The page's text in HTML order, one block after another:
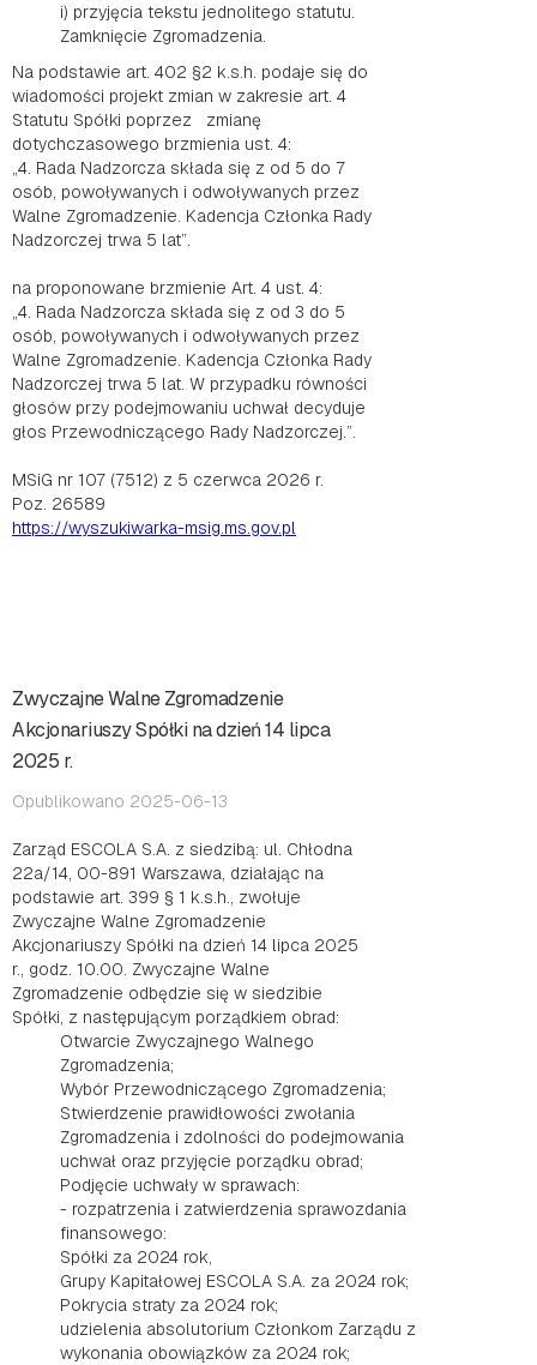
i) przyjęcia tekstu jednolitego statutu.
Zamknięcie Zgromadzenia.
Na podstawie art. 402 §2 k.s.h. podaje się do
wiadomości projekt zmian w zakresie art. 4
Statutu Spółki poprzez zmianę
dotychczasowego brzmienia ust. 4:
„4. Rada Nadzorcza składa się z od 5 do 7
osób, powoływanych i odwoływanych przez
Walne Zgromadzenie. Kadencja Członka Rady
Nadzorczej trwa 5 lat”.
na proponowane brzmienie Art. 4 ust. 4:
„4. Rada Nadzorcza składa się z od 3 do 5
osób, powoływanych i odwoływanych przez
Walne Zgromadzenie. Kadencja Członka Rady
Nadzorczej trwa 5 lat. W przypadku równości
głosów przy podejmowaniu uchwał decyduje
głos Przewodniczącego Rady Nadzorczej.”.
MSiG nr 107 (7512) z 5 czerwca 2026 r.
Poz. 26589
https://wyszukiwarka-msig.ms.gov.pl
Zwyczajne Walne Zgromadzenie
Akcjonariuszy Spółki na dzień 14 lipca
2025 r.
Opublikowano 2025-06-13
Zarząd ESCOLA S.A. z siedzibą: ul. Chłodna
22a/14, 00-891 Warszawa, działając na
podstawie art. 399 § 1 k.s.h., zwołuje
Zwyczajne Walne Zgromadzenie
Akcjonariuszy Spółki na dzień 14 lipca 2025
r., godz. 10.00. Zwyczajne Walne
Zgromadzenie odbędzie się w siedzibie
Spółki, z następującym porządkiem obrad:
Otwarcie Zwyczajnego Walnego
Zgromadzenia;
Wybór Przewodniczącego Zgromadzenia;
Stwierdzenie prawidłowości zwołania
Zgromadzenia i zdolności do podejmowania
uchwał oraz przyjęcie porządku obrad;
Podjęcie uchwały w sprawach:
- rozpatrzenia i zatwierdzenia sprawozdania
finansowego:
Spółki za 2024 rok,
Grupy Kapitałowej ESCOLA S.A. za 2024 rok;
Pokrycia straty za 2024 rok;
udzielenia absolutorium Członkom Zarządu z
wykonania obowiązków za 2024 rok;